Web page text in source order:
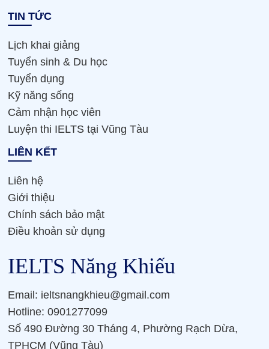
TIN TỨC
Lịch khai giảng
Tuyển sinh & Du học
Tuyển dụng
Kỹ năng sống
Cảm nhận học viên
Luyện thi IELTS tại Vũng Tàu
LIÊN KẾT
Liên hệ
Giới thiệu
Chính sách bảo mật
Điều khoản sử dụng
IELTS Năng Khiếu
Email: ieltsnangkhieu@gmail.com
Hotline: 0901277099
Số 490 Đường 30 Tháng 4, Phường Rạch Dừa,
TPHCM (Vũng Tàu)